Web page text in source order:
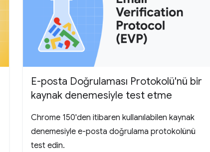
E-posta Doğrulaması Protokolü'nü bir
kaynak denemesiyle test etme
Chrome 150'den itibaren kullanılabilen kaynak
denemesiyle e-posta doğrulama protokolünü
test edin.